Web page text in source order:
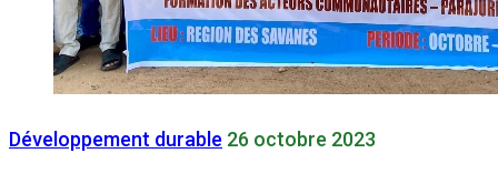
Développement durable 26 octobre 2023